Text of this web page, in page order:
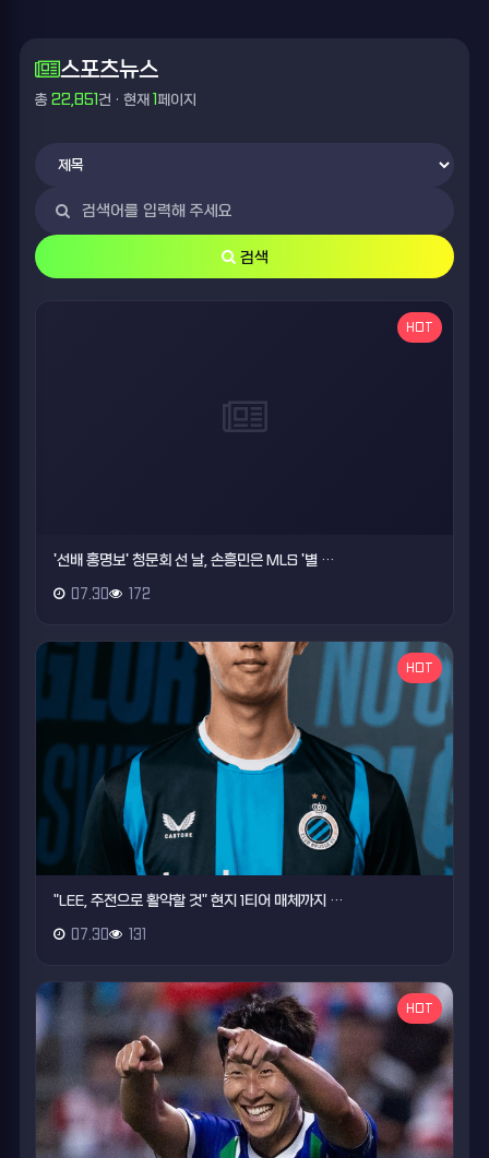
스포츠뉴스
총 22,851건 · 현재 1 페이지
검색
HOT
'선배 홍명보' 청문회 선 날, 손흥민은 MLS '별 …
07.30 172
HOT
"LEE, 주전으로 활약할 것" 현지 1티어 매체까지 …
07.30 131
HOT